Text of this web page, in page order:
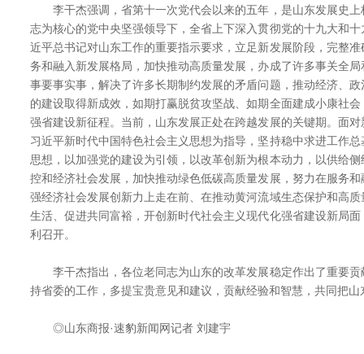
李干杰强调，省第十一次党代会以来的五年，是山东发展史上
志为核心的党中央坚强领导下，全省上下深入贯彻党的十九大和
近平总书记对山东工作的重要指示要求，立足新发展阶段，完整
务和融入新发展格局，加快推动高质量发展，办成了许多事关全
事要事实事，解决了许多长期制约发展的矛盾问题，推动经济、
的建设取得新成效，如期打赢脱贫攻坚战、如期全面建成小康社
强省建设新征程。当前，山东发展正处在跨越发展的关键期。面
习近平新时代中国特色社会主义思想为指导，坚持稳中求进工作
思想，以加强党的建设为引领，以改革创新为根本动力，以供给
控和经济社会发展，加快推动绿色低碳高质量发展，努力在服务
强经济社会发展创新力上走在前、在推动黄河流域生态保护和高
生活、促进共同富裕，开创新时代社会主义现代化强省建设新局
利召开。
李干杰指出，各位老同志为山东的改革发展稳定作出了重要贡
持省委的工作，多提宝贵意见和建议，贡献经验和智慧，共同把
◎山东商报·速豹新闻网记者 刘建宇